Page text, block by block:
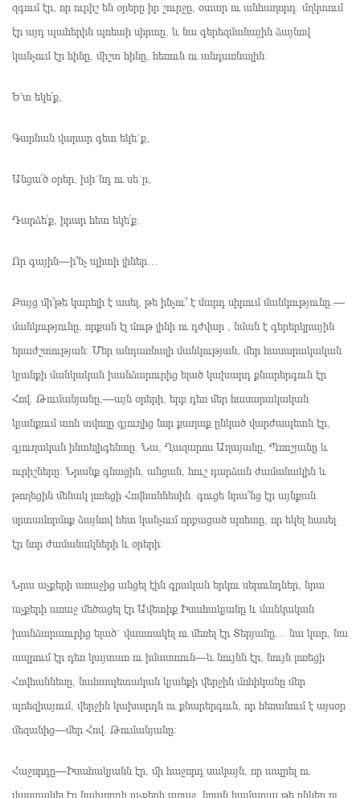
զգում էր, որ ուրիշ են օրերը իր շուրջը, օտար ու անհաղորդ. մղկտում
էր այդ պահերին պոետի սիրտը, և նա գերեզմանային ձայնով
կանչում էր հինը, միշտ հինը, հեռուն ու անդառնալին։
Ե′տ եկե՜ք,
Գարնան վարար գետ եկե´ք,
Անցա՜ծ օրեր, խի´նդ ու սե´ր,
Դարձե՜ք, իրար հետ եկե՜ք։
Որ գային—ի՞նչ պիտի լիներ…
Բայց մի՞թե կարելի է ասել, թե ինչու՞ է մարդ սիրում մանկությունը.—
մանկությունը, որքան էլ մութ լինի ու դժվար , նման է գերերկրային
երաժշտության։ Մեր անդառնալի մանկության, մեր հասարակական
կյանքի մանկական խանձարուրից ելած կախարդ քնարերգուն էր
Հով. Թումանյանը,—այն օրերի, երբ դեռ մեր հասարակական
կյանքում տոն տվողը գյուղից նոր քաղաք ընկած վարժապետն էր,
գյուղական ինտելիգենտը. Նա, Ղազարոս Աղայանը, Պռոշյանը և
ուրիշները։ Նրանք գնացին, անցան, հուշ դարձան ժամանակին և
թողեցին մենակ լոռեցի Հովհաննեսին. գուցե նրա՞նց էր այնքան
սրտամորմոք ձայնով հետ կանչում որբացած պոետը, որ եկել հասել
էր նոր ժամանակների և օրերի։
Նրա աչքերի առաջից անցել էին գրական երկու սերունդներ, նրա
աչքերի առաջ մեծացել էր Ավետիք Իսահակյանը և մանկական
խանձարաուրից ելած` վաստակել ու մեռել էր Տերյանը… նա կար, նա
ապրում էր դեռ կայտառ ու իմաստուն—և նույնն էր, նույն լոռեցի
Հովհաննեսը, նահապետական կյանքի վերջին մոհիկանը մեր
պոեզիայում, վերջին կախարդն ու քնարերգուն, որ հեռանում է այսօր
մեզանից—մեր Հով. Թումանյանը։
Հաջորդը—Իսահակյանն էր, մի հաջորդ սակայն, որ ապրել ու
վաստակել էր նախորդի աչքերի առաջ, նրան համարյա թե ընկեր ու